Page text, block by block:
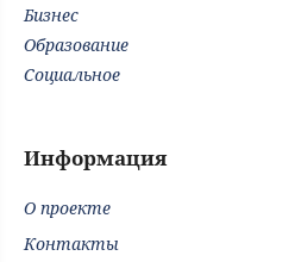
Бизнес
Образование
Социальное
Информация
О проекте
Контакты